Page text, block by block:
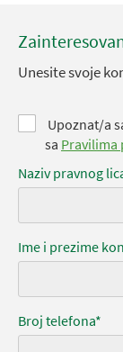
Unesite svoje
Upoznat/a
sa Pravilima
Naziv pravnog
Ime i prezime
Broj telefona*